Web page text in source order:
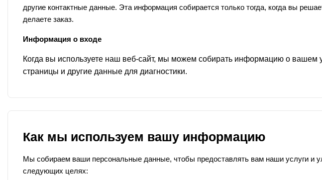
другие контактные данные. Эта информация собирается только тогда, когда вы
делаете заказ.
Информация о входе
Когда вы используете наш веб-сайт, мы можем собирать информацию о вашем
страницы и другие данные для диагностики.
Как мы используем вашу информацию
Мы собираем ваши персональные данные, чтобы предоставлять вам наши услуги
следующих целях: